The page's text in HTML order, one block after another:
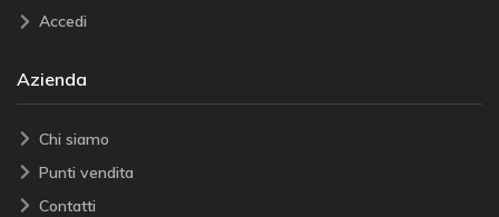
Accedi
Azienda
Chi siamo
Punti vendita
Contatti